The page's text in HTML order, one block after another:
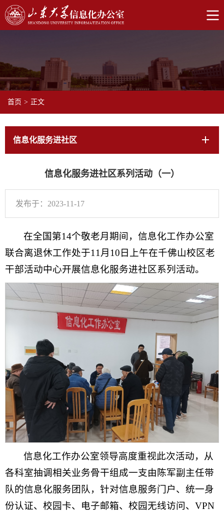
首页 > 正文
信息化服务进社区
信息化服务进社区系列活动（一）
发布于：2023-11-17
在全国第14个敬老月期间，信息化工作办公室
联合离退休工作处于11月10日上午在千佛山校区老
干部活动中心开展信息化服务进社区系列活动。
信息化工作办公室领导高度重视此次活动，从
各科室抽调相关业务骨干组成一支由陈军副主任带
队的信息化服务团队，针对信息服务门户、统一身
份认证、校园卡、电子邮箱、校园无线访问、VPN